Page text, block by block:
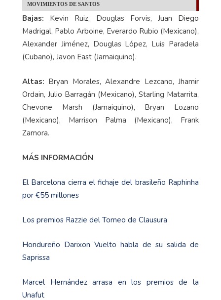
MOVIMIENTOS DE SANTOS
Bajas: Kevin Ruiz, Douglas Forvis, Juan Diego
Madrigal, Pablo Arboine, Everardo Rubio (Mexicano),
Alexander Jiménez, Douglas López, Luis Paradela
(Cubano), Javon East (Jamaiquino).
Altas: Bryan Morales, Alexandre Lezcano, Jhamir
Ordain, Julio Barragán (Mexicano), Starling Matarrita,
Chevone Marsh (Jamaiquino), Bryan Lozano
(Mexicano), Marrison Palma (Mexicano), Frank
Zamora.
MÁS INFORMACIÓN
El Barcelona cierra el fichaje del brasileño Raphinha
por €55 millones
Los premios Razzie del Torneo de Clausura
Hondureño Darixon Vuelto habla de su salida de
Saprissa
Marcel Hernández arrasa en los premios de la
Unafut